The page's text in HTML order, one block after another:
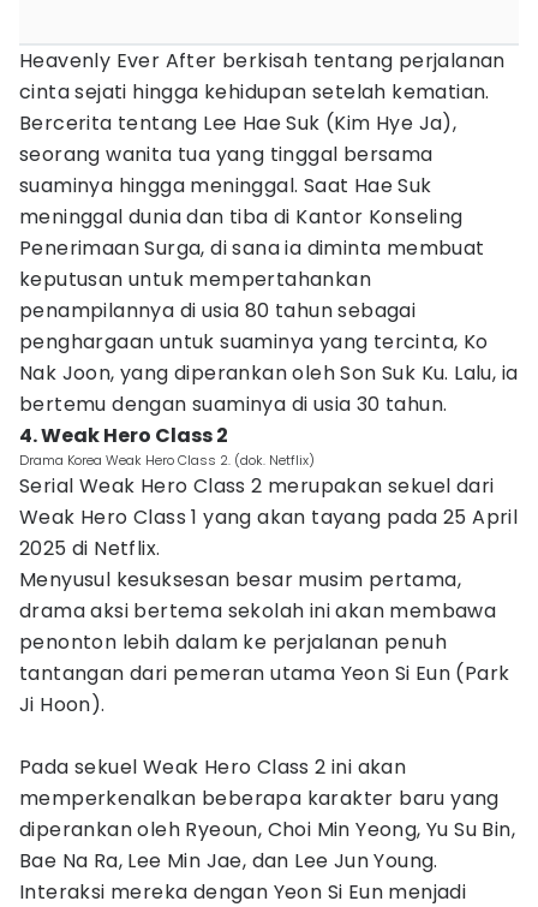
Heavenly Ever After berkisah tentang perjalanan
cinta sejati hingga kehidupan setelah kematian.
Bercerita tentang Lee Hae Suk (Kim Hye Ja),
seorang wanita tua yang tinggal bersama
suaminya hingga meninggal. Saat Hae Suk
meninggal dunia dan tiba di Kantor Konseling
Penerimaan Surga, di sana ia diminta membuat
keputusan untuk mempertahankan
penampilannya di usia 80 tahun sebagai
penghargaan untuk suaminya yang tercinta, Ko
Nak Joon, yang diperankan oleh Son Suk Ku. Lalu, ia
bertemu dengan suaminya di usia 30 tahun.
4. Weak Hero Class 2
Drama Korea Weak Hero Class 2. (dok. Netflix)
Serial Weak Hero Class 2 merupakan sekuel dari
Weak Hero Class 1 yang akan tayang pada 25 April
2025 di Netflix.
Menyusul kesuksesan besar musim pertama,
drama aksi bertema sekolah ini akan membawa
penonton lebih dalam ke perjalanan penuh
tantangan dari pemeran utama Yeon Si Eun (Park
Ji Hoon).
Pada sekuel Weak Hero Class 2 ini akan
memperkenalkan beberapa karakter baru yang
diperankan oleh Ryeoun, Choi Min Yeong, Yu Su Bin,
Bae Na Ra, Lee Min Jae, dan Lee Jun Young.
Interaksi mereka dengan Yeon Si Eun menjadi